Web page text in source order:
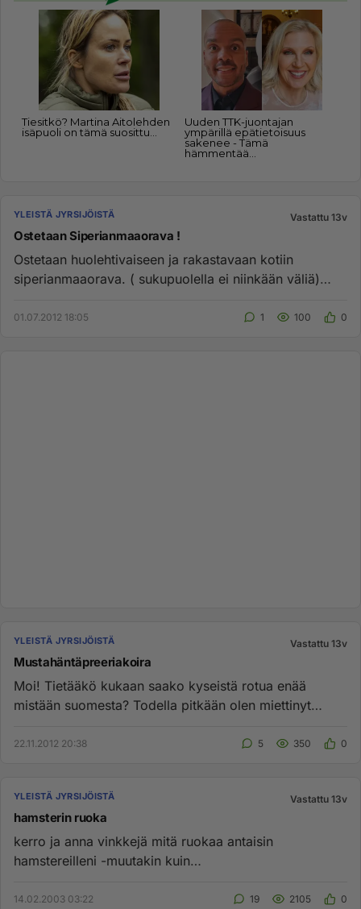
YLEISTÄ JYRSIJÖISTÄ Vastattu 13v
Ostetaan Siperianmaaorava !
Ostetaan huolehtivaiseen ja rakastavaan kotiin
siperianmaaorava. ( sukupuolella ei niinkään väliä)
01.07.2012 18:05 1 100 0
YLEISTÄ JYRSIJÖISTÄ Vastattu 13v
Mustahäntäpreeriakoira
Moi! Tietääkö kukaan saako kyseistä rotua enää
mistään suomesta? Todella pitkään olen miettinyt
22.11.2012 20:38 5 350 0
YLEISTÄ JYRSIJÖISTÄ Vastattu 13v
hamsterin ruoka
kerro ja anna vinkkejä mitä ruokaa antaisin
hamstereilleni -muutakin kuin
14.02.2003 03:22 19 2105 0